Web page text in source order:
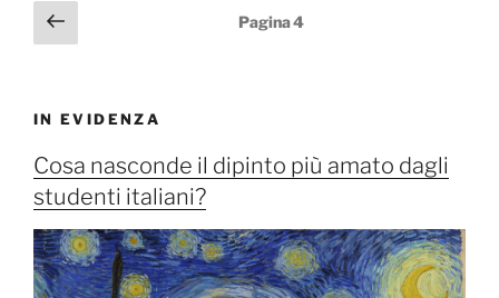
Paginazione
degli
Pagina
precedente
Pagina4
IN EVIDENZA
Cosa nasconde il dipinto più amato dagli
studenti italiani?